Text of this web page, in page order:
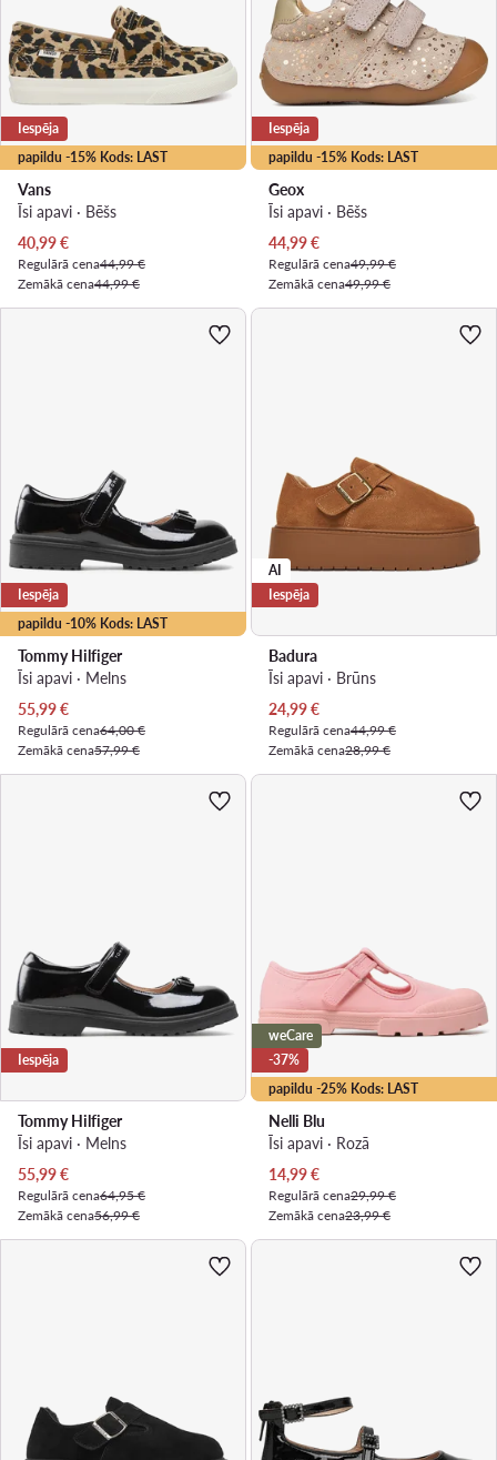
papildu -15% Kods: LAST
Iespēja
Vans
Īsi apavi · Bēšs
Pašreizējā cena
40,99€
Regulārā cena44,99 €
Zemākā cena44,99 €
papildu -15% Kods: LAST
Iespēja
Geox
Īsi apavi · Bēšs
Pašreizējā cena
44,99€
Regulārā cena49,99 €
Zemākā cena49,99 €
papildu -10% Kods: LAST
Iespēja
Tommy Hilfiger
Īsi apavi · Melns
Pašreizējā cena
55,99€
Regulārā cena64,00 €
Zemākā cena57,99 €
AI
Iespēja
Badura
Īsi apavi · Brūns
Pašreizējā cena
24,99€
Regulārā cena44,99 €
Zemākā cena28,99 €
Iespēja
Tommy Hilfiger
Īsi apavi · Melns
Pašreizējā cena
55,99€
Regulārā cena64,95 €
Zemākā cena56,99 €
papildu -25% Kods: LAST
weCare
-37%
Nelli Blu
Īsi apavi · Rozā
Pašreizējā cena
14,99€
Regulārā cena29,99 €
Zemākā cena23,99 €